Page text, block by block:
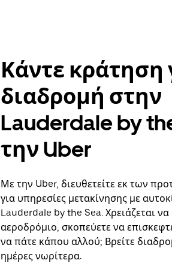
Κάντε κράτηση
διαδρομή στην
Lauderdale by
την Uber
Με την Uber, διευθετείτε εκ των
για υπηρεσίες μετακίνησης με
Lauderdale by the Sea. Χρειάζεται να
αεροδρόμιο, σκοπεύετε να
να πάτε κάπου αλλού; Βρείτε
ημέρες νωρίτερα.